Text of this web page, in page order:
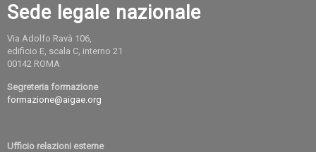
Sede legale nazionale
Via Adolfo Ravà 106,
edificio E, scala C, interno 21
00142 ROMA
Segreteria formazione
formazione@aigae.org
Ufficio relazioni esterne